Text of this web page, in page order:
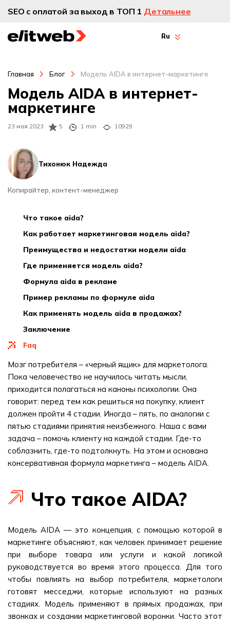
SEO с оплатой за выход в ТОП 1 Детальнее
Ru
Главная Блог Модель AIDA в интернет-маркетинге
23 мая 2023 5 1 min 10929
Тихонюк Надежда
Копирайтер, контент-менеджер
Модель AIDA в интернет-
маркетинге
что такое aida?
как работает маркетинговая модель aida?
преимущества и недостатки модели aida
где применяется модель aida?
формула aida в рекламе
пример рекламы по формуле aida
как применять модель aida в продажах?
заключение
faq
Мозг потребителя – «черный ящик» для маркетолога.
Пока человечество не научилось читать мысли,
приходится полагаться на каноны психологии. Она
говорит: перед тем как решиться на покупку, клиент
должен пройти 4 стадии. Иногда – пять, по аналогии с
пятью стадиями принятия неизбежного. Наша с вами
задача – помочь клиенту на каждой стадии. Где-то
соблазнить, где-то подтолкнуть. На этом и основана
консервативная формула маркетинга – модель AIDA.
Что такое AIDA?
Модель AIDA — это концепция, с помощью которой в
маркетинге объясняют, как человек принимает решение
при выборе товара или услуги и какой логикой
руководствуется во время этого процесса. Для того
чтобы повлиять на выбор потребителя, маркетологи
готовят месседжи, которые используют на разных
стадиях. Модель применяют в прямых продажах, при
звонках и создании маркетинговой воронки. Часто этот